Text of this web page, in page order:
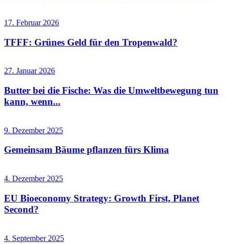
17. Februar 2026
TFFF: Grünes Geld für den Tropenwald?
27. Januar 2026
Butter bei die Fische: Was die Umweltbewegung tun
kann, wenn...
9. Dezember 2025
Gemeinsam Bäume pflanzen fürs Klima
4. Dezember 2025
EU Bioeconomy Strategy: Growth First, Planet
Second?
4. September 2025